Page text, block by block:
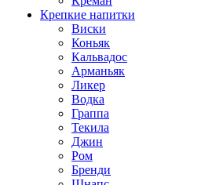
Крепкие напитки
Виски
Коньяк
Кальвадос
Арманьяк
Ликер
Водка
Граппа
Текила
Джин
Ром
Бренди